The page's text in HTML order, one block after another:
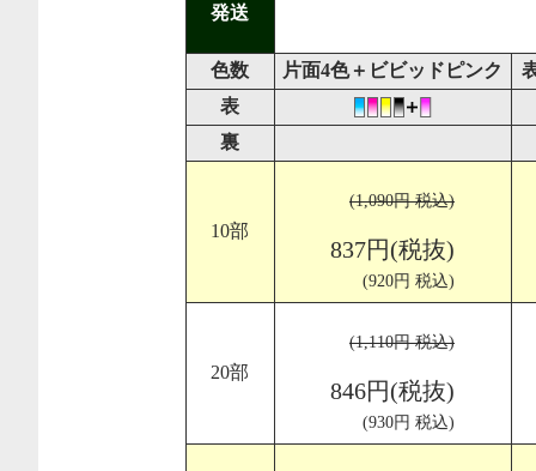
発送
色数 片面4色＋ビビッドピンク
表
裏
10部
(1,090円 税込)
837円(税抜)
(920円 税込)
20部
(1,110円 税込)
846円(税抜)
(930円 税込)